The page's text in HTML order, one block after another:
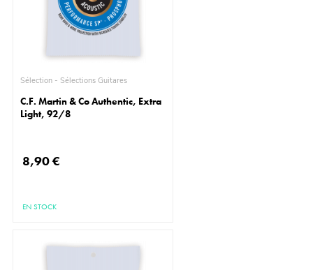
Sélection - Sélections Guitares
C.F. Martin & Co Authentic, Extra
Light, 92/8
8,90 €
EN STOCK